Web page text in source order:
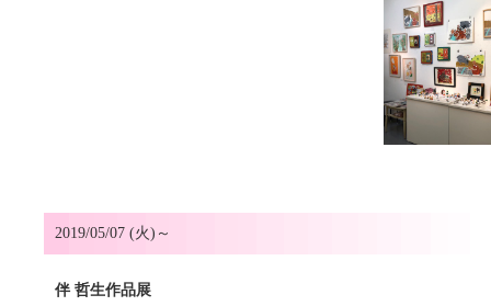
2019/05/07 (火)～
伴 哲生作品展